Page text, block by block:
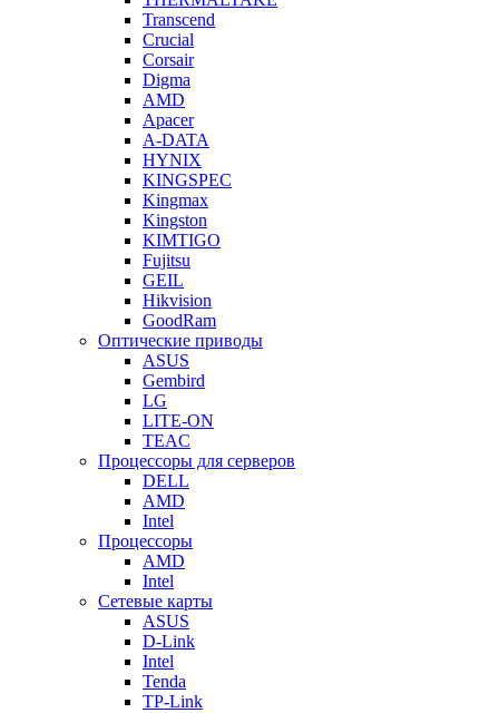
Transcend
Crucial
Corsair
Digma
AMD
Apacer
A-DATA
HYNIX
KINGSPEC
Kingmax
Kingston
KIMTIGO
Fujitsu
GEIL
Hikvision
GoodRam
Оптические приводы
ASUS
Gembird
LG
LITE-ON
TEAC
Процессоры для серверов
DELL
AMD
Intel
Процессоры
AMD
Intel
Сетевые карты
ASUS
D-Link
Intel
Tenda
TP-Link